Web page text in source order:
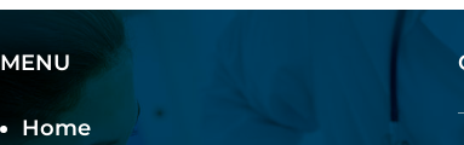
MENU
Home